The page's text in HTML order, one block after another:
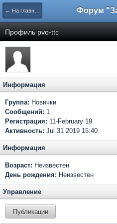
← На главную
Профиль pvo-ttc
Информация
Группа: Новички
Сообщений: 1
Регистрация: 11-February 19
Активность: Jul 31 2019 15:40
Информация
Возраст: Неизвестен
День рождения: Неизвестен
Управление
Публикации